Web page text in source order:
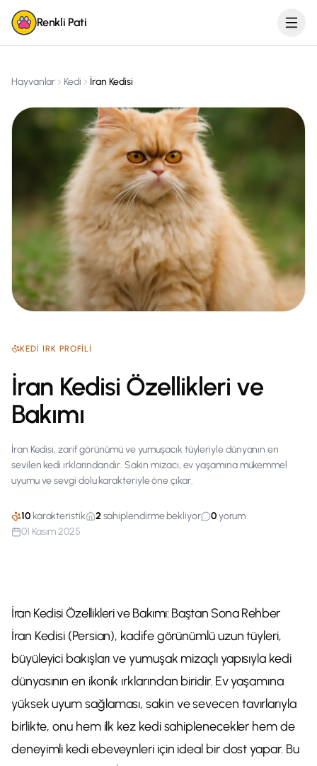
Renkli Pati
Hayvanlar Kedi İran Kedisi
KEDI IRK PROFILI
İran Kedisi Özellikleri ve
Bakımı
İran Kedisi, zarif görünümü ve yumuşacık tüyleriyle dünyanın en
sevilen kedi ırklarındandır. Sakin mizacı, ev yaşamına mükemmel
uyumu ve sevgi dolu karakteriyle öne çıkar.
10 karakteristik 2sahiplendirme bekliyor 0yorum
01 Kasım 2025
İran Kedisi Özellikleri ve Bakımı: Baştan Sona Rehber
İran Kedisi (Persian), kadife görünümlü uzun tüyleri,
büyüleyici bakışları ve yumuşak mizaçlı yapısıyla kedi
dünyasının en ikonik ırklarından biridir. Ev yaşamına
yüksek uyum sağlaması, sakin ve sevecen tavırlarıyla
birlikte, onu hem ilk kez kedi sahiplenecekler hem de
deneyimli kedi ebeveynleri için ideal bir dost yapar. Bu